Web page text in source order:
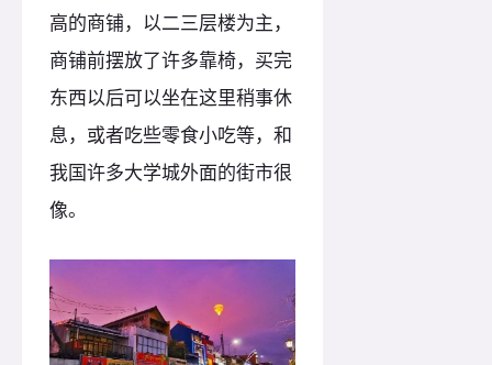
高的商铺，以二三层楼为主，
商铺前摆放了许多靠椅，买完
东西以后可以坐在这里稍事休
息，或者吃些零食小吃等，和
我国许多大学城外面的街市很
像。